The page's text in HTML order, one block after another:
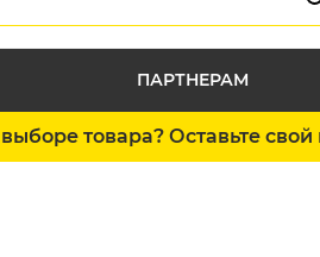
ПАРТНЕРАМ
товара? Оставьте